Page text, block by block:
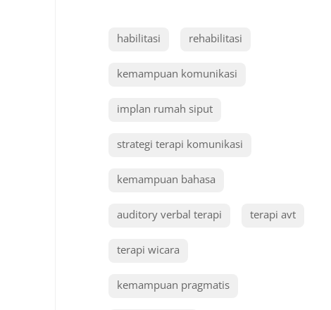
habilitasi rehabilitasi
kemampuan komunikasi
implan rumah siput
strategi terapi komunikasi
kemampuan bahasa
auditory verbal terapi terapi avt
terapi wicara
kemampuan pragmatis